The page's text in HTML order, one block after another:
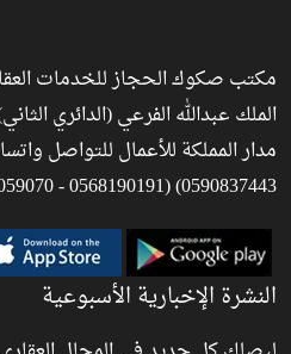
مكتب صكوك الحجاز للخدمات
الملك عبدالله الفرعي (الدائري
0590837443) (0568190191 - 0568059070)
النشرة الإخبارية الأسبوعية